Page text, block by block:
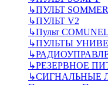
↳ПУЛЬТ SOMMER
↳ПУЛЬТ V2
↳Пульт
↳ПУЛЬТЫ
↳
↳РЕЗЕРВНОЕ
↳СИГНАЛЬНЫЕ